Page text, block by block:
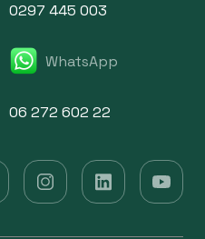
0297 445 003
WhatsApp
06 272 602 22